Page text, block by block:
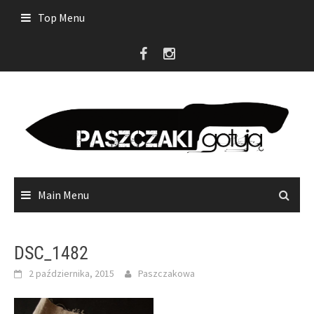
Top Menu
Main Menu
DSC_1482
2 października, 2015 Paszczakowa